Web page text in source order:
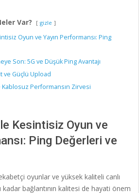
Var? gizle
Oyun ve Yayın Performansı: Ping
Son: 5G ve Düşük Ping Avantajı
ve Güçlü Upload
Kablosuz Performansın Zirvesi
Kesintisiz Oyun ve
Ping Değerleri ve
oyunlar ve yüksek kaliteli canlı
kadar bağlantının kalitesi de hayati önem